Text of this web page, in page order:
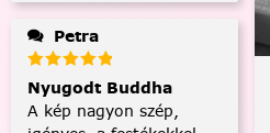
Petra
Nyugodt Buddha
A kép nagyon szép,